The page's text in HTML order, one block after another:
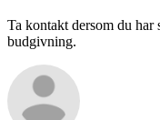
Ta kontakt dersom du
budgivning.